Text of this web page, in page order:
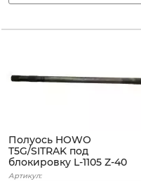
Полуось HOWO
T5G/SITRAK под
блокировку L-1105 Z-40
левая
Артикул: